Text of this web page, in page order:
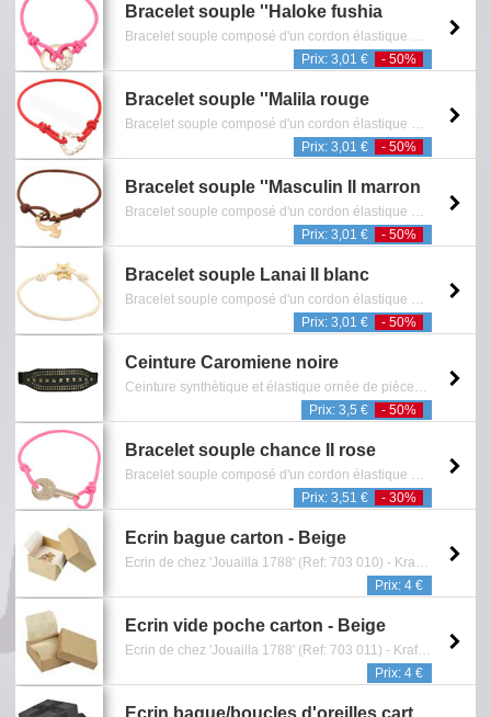
Bracelet souple ''Haloke fushia
Bracelet souple composé d'un cordon élastique et d'un pendentif en forme d'anneau incrusté de cristaux blancs - Sans Nickel - Reference: 0601.386.0308
Prix: 3,01 €
- 50%
Bracelet souple ''Malila rouge
Bracelet souple composé d'un cordon élastique et d'un pendentif ajouré en forme de coeur incrusté de cristaux blancs - Sans Nickel - Reference: 0601.104.0709
Prix: 3,01 €
- 50%
Bracelet souple ''Masculin II marron
Bracelet souple composé d'un cordon élastique et d'un pendentif représentant le signe "Masculin" incrusté de cristaux blancs avec finition dorée - Sans Nickel - Reference: 0601.236.0210
Prix: 3,01 €
- 50%
Bracelet souple Lanai II blanc
Bracelet souple composé d'un cordon élastique et d'un pendentif représentant une étoile dorée - Sans Nickel - Reference: 0601.420.0911
Prix: 3,01 €
- 50%
Ceinture Caromiene noire
Ceinture synthètique et élastique ornée de pièces métalliques - Fermeture double pressions- Dim.: L80 x H10 (Centimètres) - Reference: 1401.156.0412
Prix: 3,5 €
- 50%
Bracelet souple chance II rose
Bracelet souple composé d'un cordon élastique et d'un pendentif représentant une clef avec finition argentée - Sans Nickel - Reference: 0601.173.1109
Prix: 3,51 €
- 30%
Ecrin bague carton - Beige
Ecrin de chez 'Jouailla 1788' (Ref: 703 010) - Kraft naturel -intérieur mousse + tissu crèmes - Dimension: 4,5 x 4,5 x 3,5 x cm - Reference: 0901.600.1515
Prix: 4 €
Ecrin vide poche carton - Beige
Ecrin de chez 'Jouailla 1788' (Ref: 703 011) - Kraft naturel -intérieur mousse+tissu crèmes - Dimension: 5,5 x 5,5 x 2,2 x cm - Reference: 0901.601.1515
Prix: 4 €